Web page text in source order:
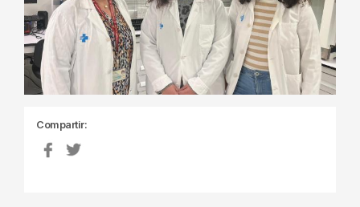
Compartir: